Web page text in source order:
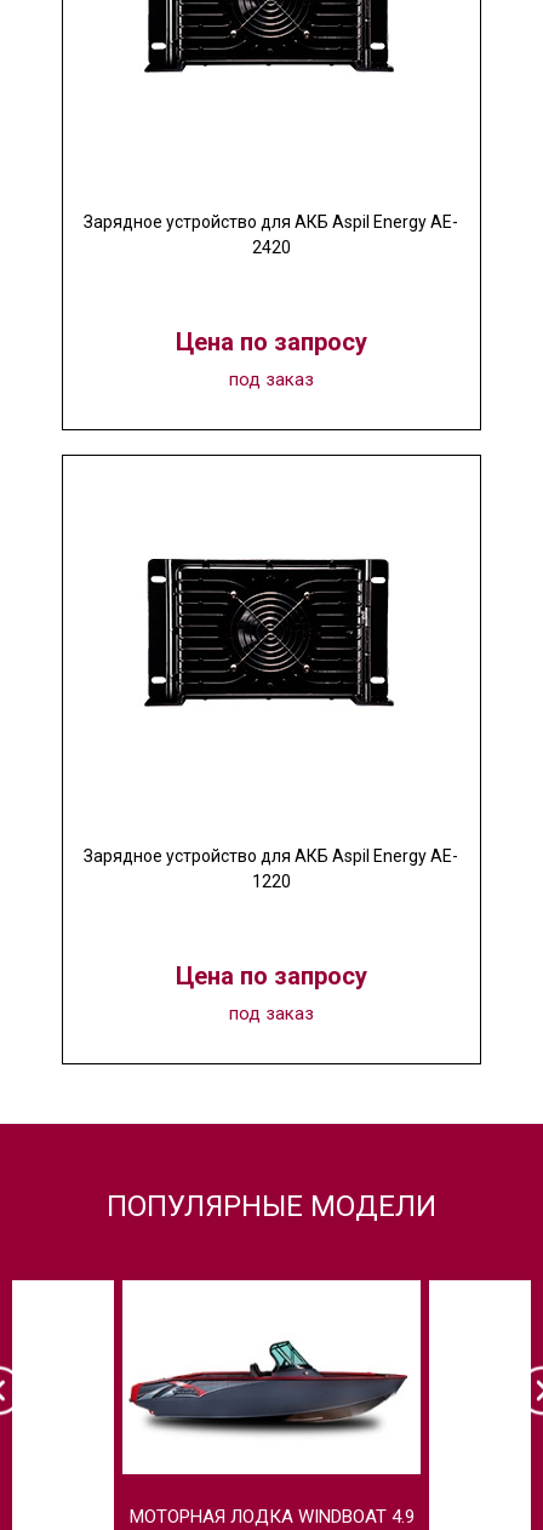
Зарядное устройство для АКБ Aspil Energy AE-
2420
Цена по запросу
под заказ
Зарядное устройство для АКБ Aspil Energy AE-
1220
Цена по запросу
под заказ
ПОПУЛЯРНЫЕ МОДЕЛИ
МОТОРНАЯ ЛОДКА WINDBOAT 4.9